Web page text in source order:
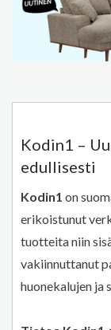
Kodin1 –
edullisesti
Kodin1 on
erikoistunut
tuotteita niin
vakiinnuttanut
huonekalujen ja